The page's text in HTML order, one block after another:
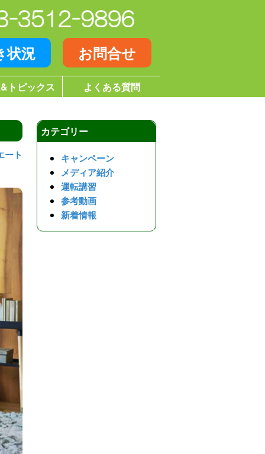
状況 お問合せ
トピックス よくある質問
ート
カテゴリー
キャンペーン
メディア紹介
運転講習
参考動画
新着情報